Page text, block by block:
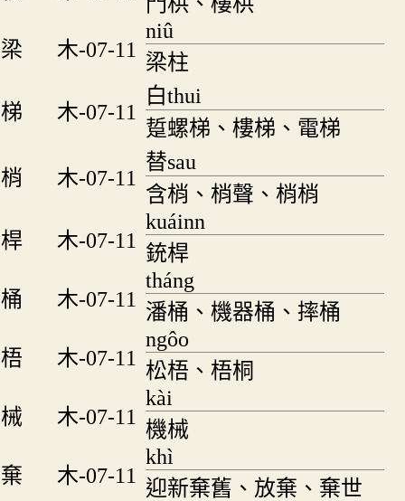
梁
木-07-11
niû
梁柱
梯 木-07-11
白thui
踅螺梯、樓梯、電梯
梢 木-07-11
替sau
含梢、梢聲、梢梢
桿
木-07-11
kuáinn
銃桿
桶
木-07-11
tháng
潘桶、機器桶、摔桶
梧
木-07-11
ngôo
松梧、梧桐
械
木-07-11
kài
機械
棄
木-07-11
khì
迎新棄舊、放棄、棄世